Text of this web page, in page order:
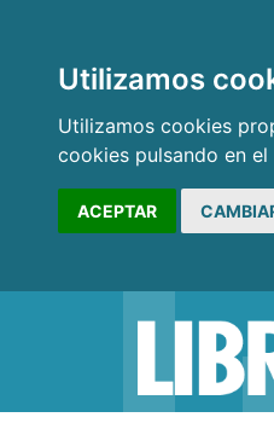
Utilizamos
Utilizamos cookies
cookies pulsando en el
ACEPTAR